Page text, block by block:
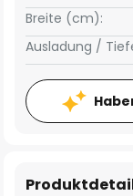
Breite (cm):
Ausladung /